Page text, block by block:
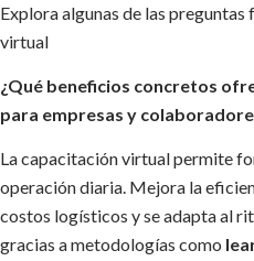
Explora algunas de las
virtual
¿Qué beneficios concretos
para empresas y
La capacitación virtual permite
operación diaria. Mejora la
costos logísticos y se adapta al
gracias a metodologías como